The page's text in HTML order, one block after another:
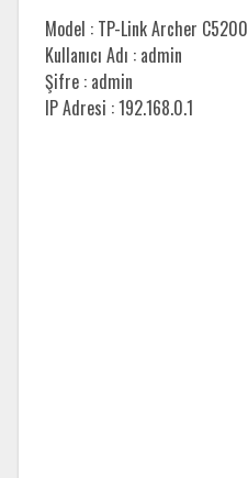
Model : TP-Link Archer C5200
Kullanıcı Adı : admin
Şifre : admin
IP Adresi : 192.168.0.1